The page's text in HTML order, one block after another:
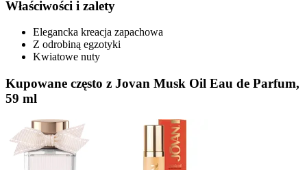
Właściwości i zalety
Elegancka kreacja zapachowa
Z odrobiną egzotyki
Kwiatowe nuty
Kupowane często z Jovan Musk Oil Eau de Parfum,
59 ml